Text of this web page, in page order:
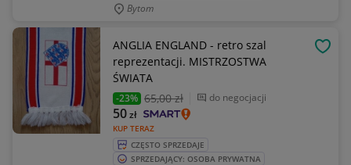
Bytom
ANGLIA ENGLAND - retro szal
reprezentacji. MISTRZOSTWA
ŚWIATA
-23% 65,00 zł do negocjacji
KUP TERAZ
50zł
CZĘSTO SPRZEDAJE
SPRZEDAJĄCY: OSOBA PRYWATNA